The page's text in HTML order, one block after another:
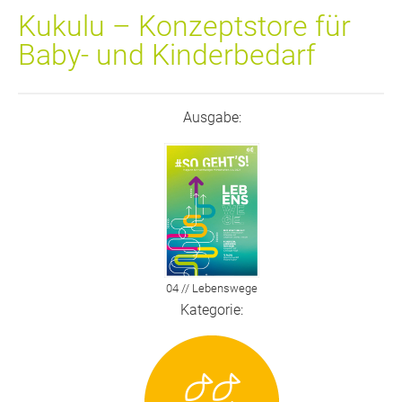
Kukulu – Konzeptstore für
Baby- und Kinderbedarf
Ausgabe:
04 // Lebenswege
Kategorie: